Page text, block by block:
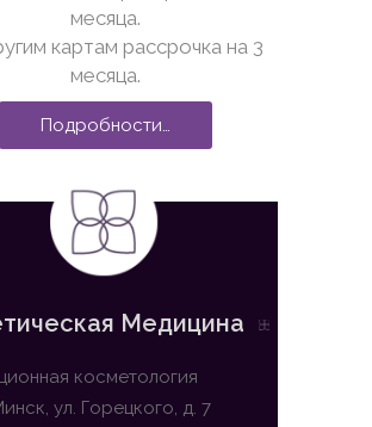
месяца.
картам рассрочка на 3
месяца.
Подробности…
Медицина
косметология
ул. Горецкого, д. 7